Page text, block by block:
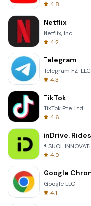
4.8
Netflix
Netflix, Inc.
4.2
Telegram
Telegram FZ-LLC
4.3
TikTok
TikTok Pte. Ltd.
4.6
inDrive.
® SUOL
4.9
Google
Google LLC
4.1